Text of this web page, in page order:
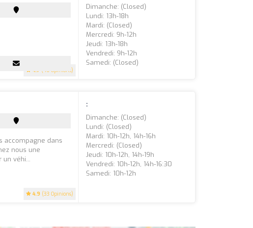
4.7 (46 Opinions)
Dimanche: (closed)
Lundi: 13h-18h
Mardi: (closed)
Mercredi: 9h-12h
Jeudi: 13h-18h
Vendredi: 9h-12h
Samedi: (closed)
4.9 (33 Opinions)
accompagne dans
nous une
véhi...
:
Dimanche: (closed)
Lundi: (closed)
Mardi: 10h-12h, 14h-16h
Mercredi: (closed)
Jeudi: 10h-12h, 14h-19h
Vendredi: 10h-12h, 14h-16:30
Samedi: 10h-12h